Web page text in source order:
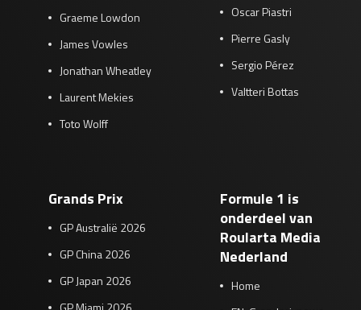
Graeme Lowdon
James Vowles
Jonathan Wheatley
Laurent Mekies
Toto Wolff
Oscar Piastri
Pierre Gasly
Sergio Pérez
Valtteri Bottas
Grands Prix
GP Australië 2026
GP China 2026
GP Japan 2026
Formule 1 is
onderdeel van
Roularta Media
Nederland
Home